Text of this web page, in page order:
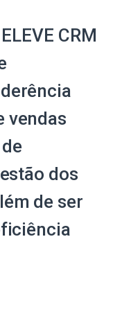
CRM
vendas
dos
de ser